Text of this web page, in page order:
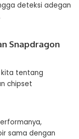
deteksi adegan
Snapdragon
kita tentang
chipset
sama dengan